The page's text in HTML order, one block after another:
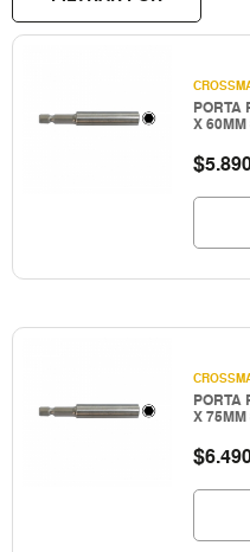
PORTA
X
$
PORTA
X
$